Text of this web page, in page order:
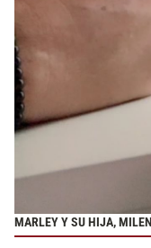
MARLEY Y SU HIJA,